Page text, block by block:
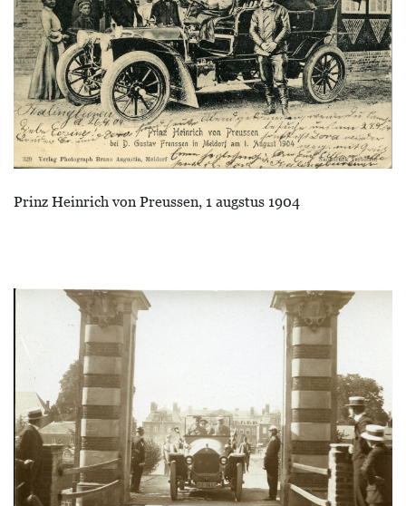
Prinz Heinrich von Preussen, 1 augstus 1904